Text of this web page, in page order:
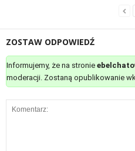
ZOSTAW ODPOWIEDŹ
Informujemy, że na stronie
moderacji. Zostaną opublikowanie